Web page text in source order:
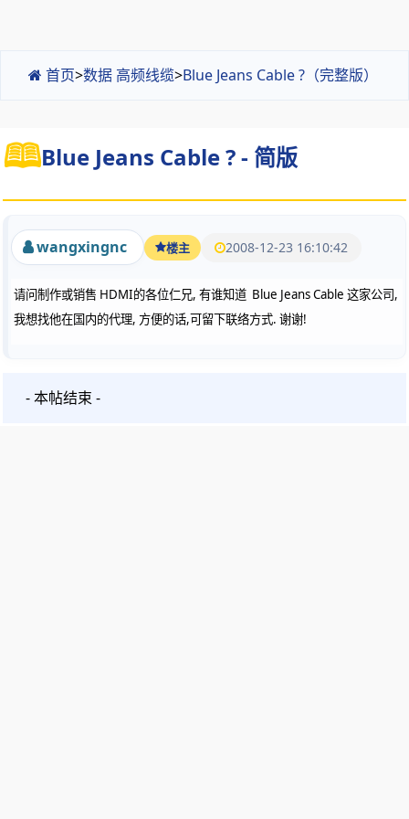
首页>数据 高频线缆>Blue Jeans Cable ?（完整版）
Blue Jeans Cable ? - 简版
wangxingnc 楼主 2008-12-23 16:10:42
请问制作或销售 HDMI的各位仁兄, 有谁知道 Blue Jeans Cable 这家公司,
我想找他在国内的代理, 方便的话,可留下联络方式. 谢谢!
- 本帖结束 -